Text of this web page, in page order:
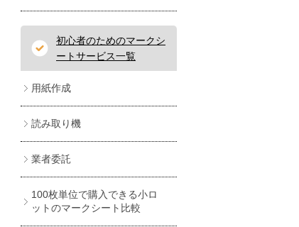
初心者のためのマークシ
ートサービス一覧
用紙作成
読み取り機
業者委託
100枚単位で購入できる小ロ
ットのマークシート比較